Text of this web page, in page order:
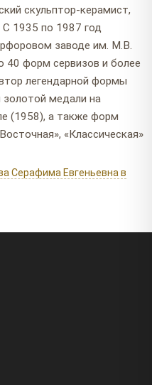
скульптор-керамист,
1935 по 1987 год
заводе им. М.В.
40 форм сервизов и более
легендарной формы
золотой медали на
(1958), а также форм
«Классическая»
Серафима Евгеньевна в